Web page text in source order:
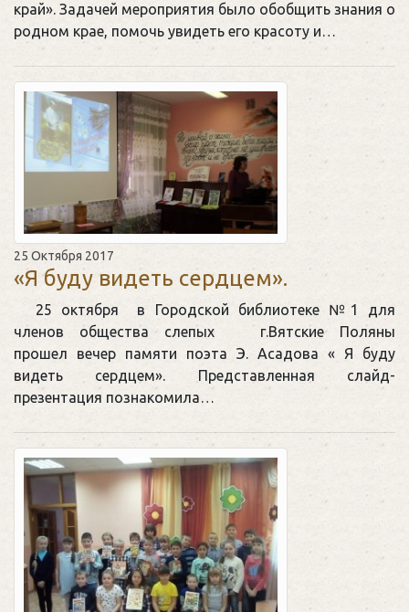
край». Задачей мероприятия было обобщить знания о
родном крае, помочь увидеть его красоту и…
25 Октября 2017
«Я буду видеть сердцем».
25 октября в Городской библиотеке №1 для
членов общества слепых г.Вятские Поляны
прошел вечер памяти поэта Э. Асадова « Я буду
видеть сердцем». Представленная слайд-
презентация познакомила…